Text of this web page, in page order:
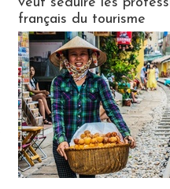
français du tourisme